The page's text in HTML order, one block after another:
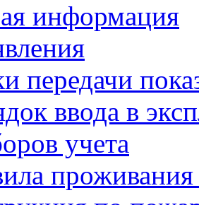
информация
передачи
ввода в
учета